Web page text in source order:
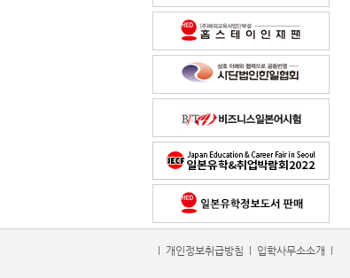
개인정보취급방침 입학사무소소개